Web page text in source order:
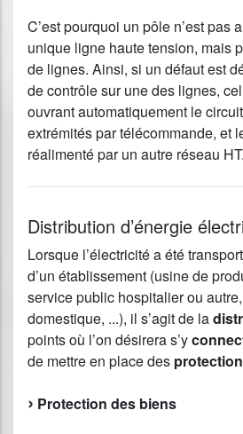
C’est pourquoi un pôle n’est pas
unique ligne haute tension, mais
de lignes. Ainsi, si un défaut est
de contrôle sur une des lignes,
ouvrant automatiquement le
extrémités par télécommande, et
réalimenté par un autre réseau HT.
Distribution d’énergie
Lorsque l’électricité a été
d’un établissement (usine de
service public hospitalier ou
domestique, ...), il s’agit de la
points où l’on désirera s’y
de mettre en place des
Protection des biens